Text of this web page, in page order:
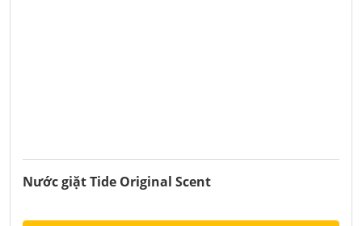
Nước giặt Tide Original Scent